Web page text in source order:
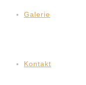
Galerie
Kontakt